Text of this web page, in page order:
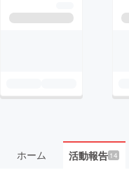
ホーム 活動報告14